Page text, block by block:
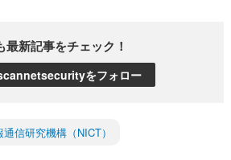
最新記事をチェック！
をフォロー
信研究機構（NICT）